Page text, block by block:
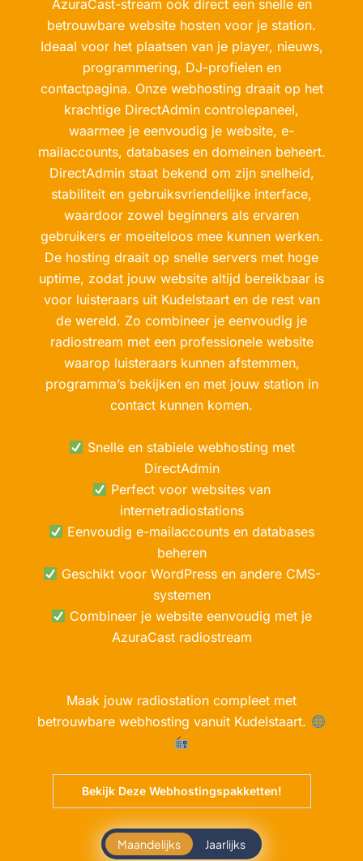
AzuraCast-stream ook direct een snelle en
betrouwbare website hosten voor je station.
Ideaal voor het plaatsen van je player, nieuws,
programmering, DJ-profielen en
contactpagina. Onze webhosting draait op het
krachtige DirectAdmin controlepaneel,
waarmee je eenvoudig je website, e-
mailaccounts, databases en domeinen beheert.
DirectAdmin staat bekend om zijn snelheid,
stabiliteit en gebruiksvriendelijke interface,
waardoor zowel beginners als ervaren
gebruikers er moeiteloos mee kunnen werken.
De hosting draait op snelle servers met hoge
uptime, zodat jouw website altijd bereikbaar is
voor luisteraars uit Kudelstaart en de rest van
de wereld. Zo combineer je eenvoudig je
radiostream met een professionele website
waarop luisteraars kunnen afstemmen,
programma’s bekijken en met jouw station in
contact kunnen komen.
Snelle en stabiele webhosting met
DirectAdmin
Perfect voor websites van
internetradiostations
Eenvoudig e-mailaccounts en databases
beheren
Geschikt voor WordPress en andere CMS-
systemen
Combineer je website eenvoudig met je
AzuraCast radiostream
Maak jouw radiostation compleet met
betrouwbare webhosting vanuit Kudelstaart.
Bekijk Deze Webhostingspakketten!
Maandelijks Jaarlijks